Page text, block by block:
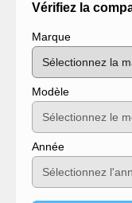
Vérifiez la
Marque
Modèle
Année